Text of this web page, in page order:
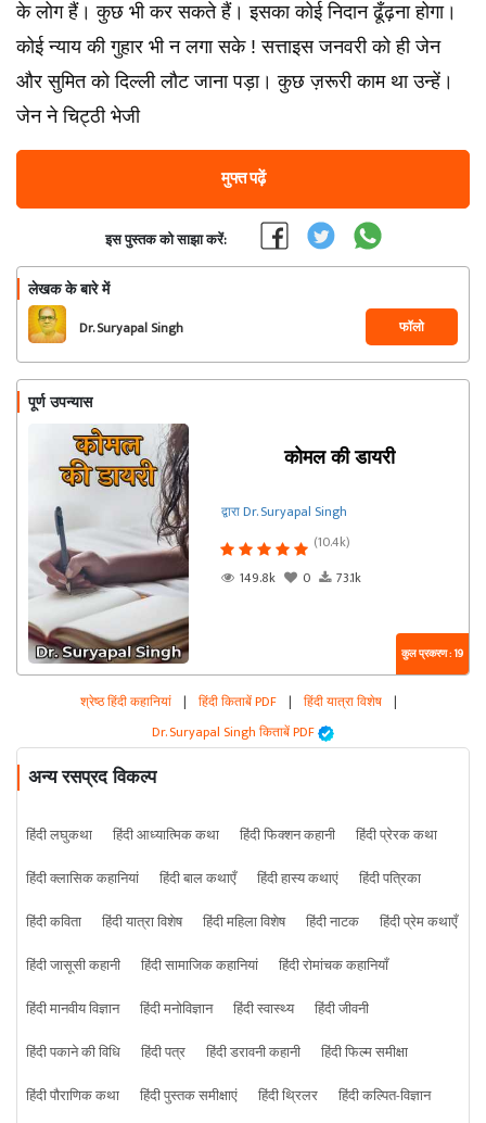
के लोग हैं। कुछ भी कर सकते हैं। इसका कोई निदान ढूँढ़ना होगा।
कोई न्याय की गुहार भी न लगा सके ! सत्ताइस जनवरी को ही जेन
और सुमित को दिल्ली लौट जाना पड़ा। कुछ ज़रूरी काम था उन्हें।
जेन ने चिट्ठी भेजी
मुफ्त पढ़ें
इस पुस्तक को साझा करें:
लेखक के बारे में
Dr. Suryapal Singh फॉलो
पूर्ण उपन्यास
कोमल की डायरी
द्वारा Dr. Suryapal Singh
(10.4k)
149.8k
0 73.1k
कुल प्रकरण : 19
श्रेष्ठ हिंदी कहानियां | हिंदी किताबें PDF | हिंदी यात्रा विशेष |
Dr. Suryapal Singh किताबें PDF
अन्य रसप्रद विकल्प
हिंदी लघुकथा हिंदी आध्यात्मिक कथा हिंदी फिक्शन कहानी
हिंदी प्रेरक कथा
हिंदी क्लासिक कहानियां
हिंदी बाल कथाएँ हिंदी हास्य कथाएं
हिंदी पत्रिका
हिंदी कविता
हिंदी यात्रा विशेष हिंदी महिला विशेष हिंदी नाटक
हिंदी प्रेम कथाएँ
हिंदी जासूसी कहानी
हिंदी सामाजिक कहानियां
हिंदी रोमांचक कहानियाँ
हिंदी मानवीय विज्ञान
हिंदी मनोविज्ञान हिंदी स्वास्थ्य
हिंदी जीवनी
हिंदी पकाने की विधि
हिंदी पत्र हिंदी डरावनी कहानी
हिंदी फिल्म समीक्षा
हिंदी पौराणिक कथा
हिंदी पुस्तक समीक्षाएं हिंदी थ्रिलर हिंदी कल्पित-विज्ञान